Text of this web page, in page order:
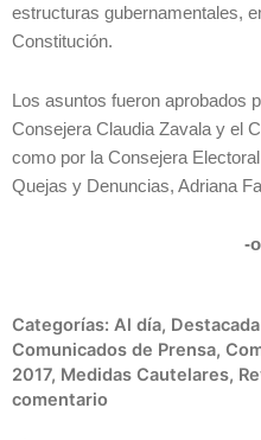
estructuras gubernamentales,
Constitución.
Los asuntos fueron aprobados
Consejera Claudia Zavala y el
como por la Consejera
Quejas y Denuncias, Adriana
-
Categorías: Al día,
Comunicados de Prensa,
2017, Medidas Cautelares,
comentario